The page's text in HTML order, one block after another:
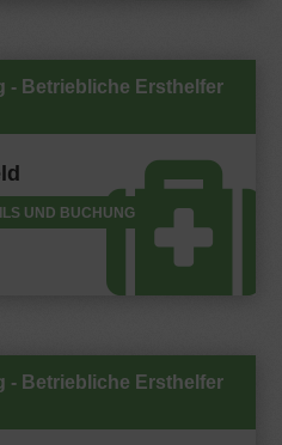
- Betriebliche Ersthelfer
UND BUCHUNG
- Betriebliche Ersthelfer